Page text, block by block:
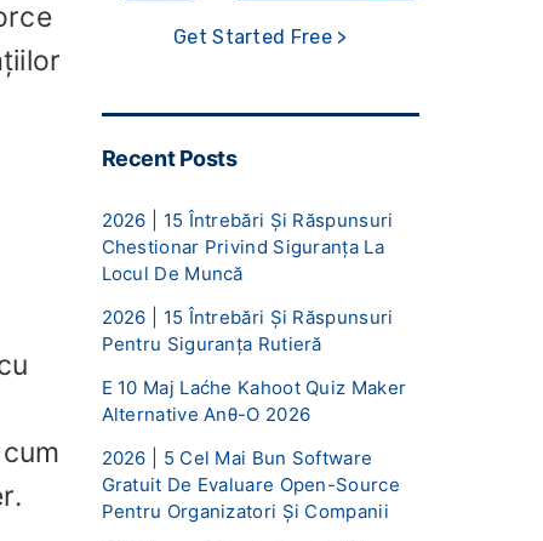
Get Started Free >
Recent Posts
2026 | 15 Întrebări Și Răspunsuri
Chestionar Privind Siguranța La
Locul De Muncă
2026 | 15 Întrebări Și Răspunsuri
Pentru Siguranța Rutieră
E 10 Maj Laćhe Kahoot Quiz Maker
Alternative Anθ-O 2026
2026 | 5 Cel Mai Bun Software
Gratuit De Evaluare Open-Source
Pentru Organizatori Și Companii